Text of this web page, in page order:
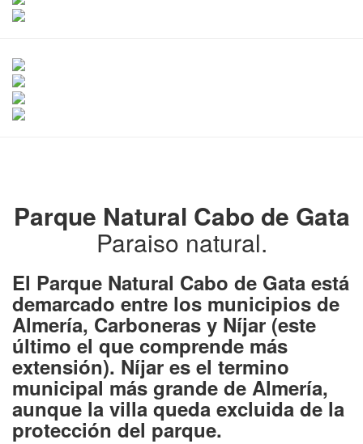
Parque Natural Cabo de Gata
Paraiso natural.
El Parque Natural Cabo de Gata está
demarcado entre los municipios de
Almería, Carboneras y Níjar (este
último el que comprende más
extensión). Níjar es el termino
municipal más grande de Almería,
aunque la villa queda excluida de la
protección del parque.